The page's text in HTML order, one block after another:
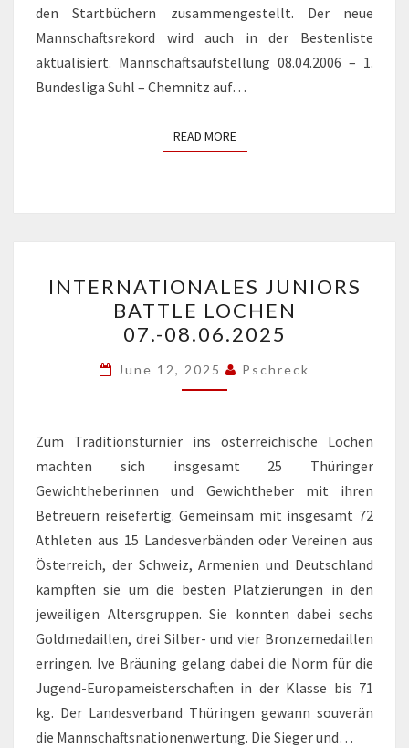
den Startbüchern zusammengestellt. Der neue
Mannschaftsrekord wird auch in der Bestenliste
aktualisiert. Mannschaftsaufstellung 08.04.2006 – 1.
Bundesliga Suhl – Chemnitz auf…
READ MOREREAD MORE
JUNIORS
BATTLE
LOCHEN
07.-08.06.2025
INTERNATIONALES JUNIORS
BATTLE LOCHEN
07.-08.06.2025
June 12, 2025 Pschreck
Zum Traditionsturnier ins österreichische Lochen
machten sich insgesamt 25 Thüringer
Gewichtheberinnen und Gewichtheber mit ihren
Betreuern reisefertig. Gemeinsam mit insgesamt 72
Athleten aus 15 Landesverbänden oder Vereinen aus
Österreich, der Schweiz, Armenien und Deutschland
kämpften sie um die besten Platzierungen in den
jeweiligen Altersgruppen. Sie konnten dabei sechs
Goldmedaillen, drei Silber- und vier Bronzemedaillen
erringen. Ive Bräuning gelang dabei die Norm für die
Jugend-Europameisterschaften in der Klasse bis 71
kg. Der Landesverband Thüringen gewann souverän
die Mannschaftsnationenwertung. Die Sieger und…